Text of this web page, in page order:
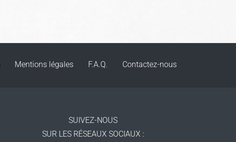
Mentions légales F.A.Q. Contactez-nous
SUIVEZ-NOUS
SUR LES RÉSEAUX SOCIAUX :